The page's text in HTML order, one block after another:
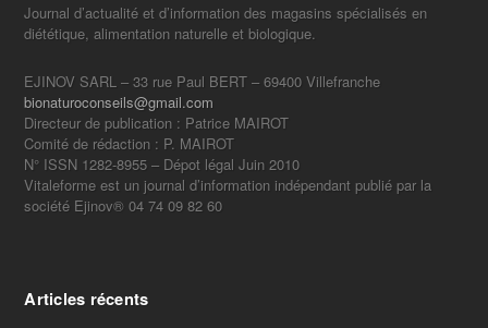
Journal d’actualité et d’information des magasins spécialisés en
diététique, alimentation naturelle et biologique.
EJINOV SARL – 33 rue Paul BERT – 69400 Villefranche
bionaturoconseils@gmail.com
Directeur de publication : Patrice MAIROT
Comité de rédaction : P. MAIROT
N° ISSN 1282-8955 – Dépot légal Juin 2010
Vitaleforme est un journal d’information indépendant publié par la
société Ejinov® 04 74 09 82 60
Articles récents